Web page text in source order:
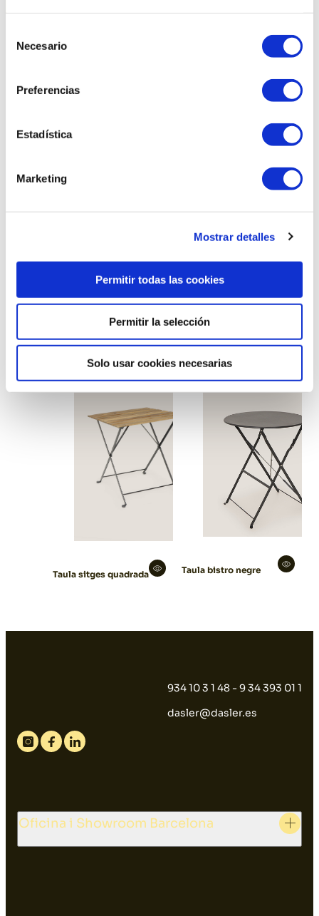
Necesario
Preferencias
Estadística
Marketing
Mostrar detalles
Permitir todas las cookies
Permitir la selección
Solo usar cookies necesarias
Taula fabrik alta
Taula sitges quadrada Taula bistro negre
934 10 3 1 48 - 9 34 393 01 1
dasler@dasler.es
Instagram
FacebookLinkedin
Oficina i Showroom Barcelona